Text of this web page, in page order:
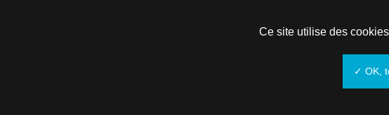
Ce site utilise des
✓ OK,